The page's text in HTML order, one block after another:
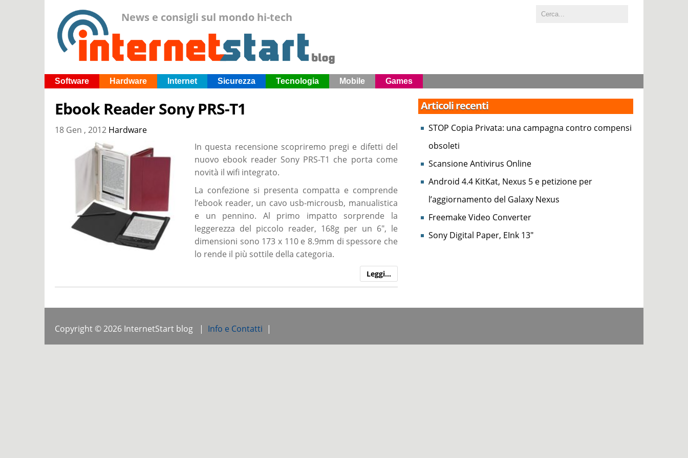
News e consigli sul mondo hi-tech
Software Hardware Internet Sicurezza Tecnologia Mobile Games
Ebook Reader Sony PRS-T1
18 Gen , 2012 Hardware
In questa recensione scopriremo pregi e difetti del
nuovo ebook reader Sony PRS-T1 che porta come
novità il wifi integrato.
La confezione si presenta compatta e comprende
l’ebook reader, un cavo usb-microusb, manualistica
e un pennino. Al primo impatto sorprende la
leggerezza del piccolo reader, 168g per un 6″, le
dimensioni sono 173 x 110 e 8.9mm di spessore che
lo rende il più sottile della categoria.
Leggi…
Articoli recenti
STOP Copia Privata: una campagna contro compensi
obsoleti
Scansione Antivirus Online
Android 4.4 KitKat, Nexus 5 e petizione per
l’aggiornamento del Galaxy Nexus
Freemake Video Converter
Sony Digital Paper, EInk 13″
Copyright © 2026 InternetStart blog | Info e Contatti |